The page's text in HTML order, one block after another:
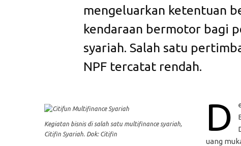
mengeluarkan ketentuan
kendaraan bermotor bagi
syariah. Salah satu
NPF tercatat rendah.
Kegiatan bisnis di salah satu multifinance syariah,
Citifin Syariah. Dok: Citifin
D
uang